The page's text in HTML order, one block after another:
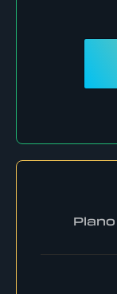
Plano